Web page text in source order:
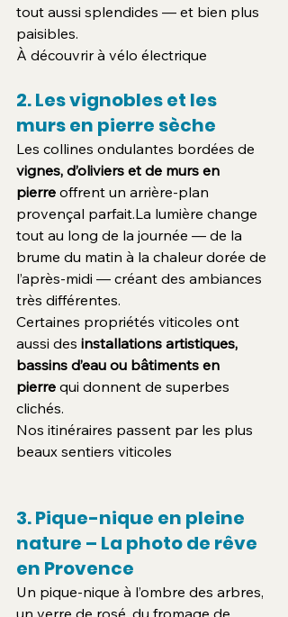
tout aussi splendides — et bien plus
paisibles.
À découvrir à vélo électrique
2. Les vignobles et les
murs en pierre sèche
Les collines ondulantes bordées de
vignes, d’oliviers et de murs en
pierre offrent un arrière-plan
provençal parfait.La lumière change
tout au long de la journée — de la
brume du matin à la chaleur dorée de
l’après-midi — créant des ambiances
très différentes.
Certaines propriétés viticoles ont
aussi des installations artistiques,
bassins d’eau ou bâtiments en
pierre qui donnent de superbes
clichés.
Nos itinéraires passent par les plus
beaux sentiers viticoles
3. Pique-nique en pleine
nature – La photo de rêve
en Provence
Un pique-nique à l’ombre des arbres,
un verre de rosé, du fromage de